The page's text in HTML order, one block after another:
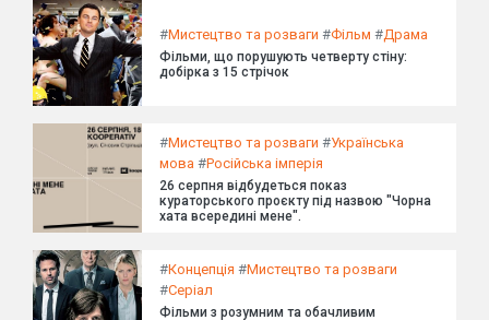
#Мистецтво та розваги #Фільм #Драма
Фільми, що порушують четверту стіну:
добірка з 15 стрічок
#Мистецтво та розваги #Українська
мова #Російська імперія
26 серпня відбудеться показ
кураторського проєкту під назвою "Чорна
хата всередині мене".
#Концепція #Мистецтво та розваги
#Серіал
Фільми з розумним та обачливим